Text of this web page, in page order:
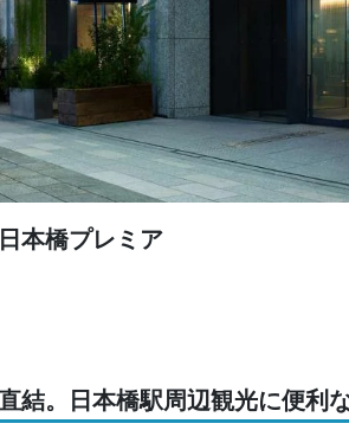
本橋プレミア
結。日本橋駅周辺観光に便利